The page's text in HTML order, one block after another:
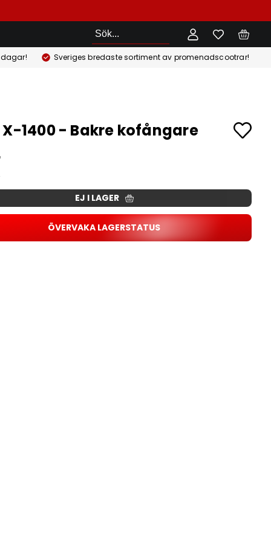
Sök
dagar! Sveriges bredaste sortiment av promenadscootrar!
1400 - Bakre kofångare
EJ I LAGER
ÖVERVAKA LAGERSTATUS